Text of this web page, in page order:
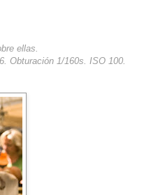
ellas.
Obturación 1/160s. ISO 100.